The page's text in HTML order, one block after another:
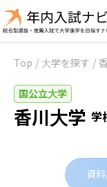
Top / 大学を探す /
国公立大学
香川大学 学
資